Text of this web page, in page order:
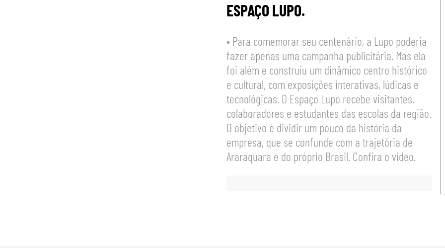
ESPAÇO LUPO.
• Para comemorar seu centenário, a Lupo poderia
fazer apenas uma campanha publicitária. Mas ela
foi além e construiu um dinâmico centro histórico
e cultural, com exposições interativas, lúdicas e
tecnológicas. O Espaço Lupo recebe visitantes,
colaboradores e estudantes das escolas da região.
O objetivo é dividir um pouco da história da
empresa, que se confunde com a trajetória de
Araraquara e do próprio Brasil. Confira o video.